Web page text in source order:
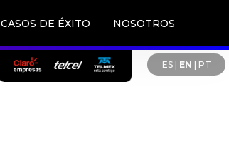
CASOS DE ÉXITO NOSOTROS
ES| EN PT